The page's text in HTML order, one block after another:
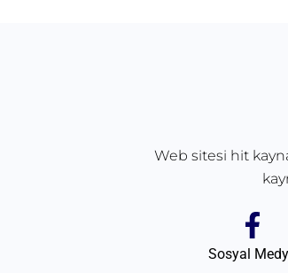
Web sitesi hit
Sosyal